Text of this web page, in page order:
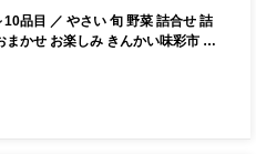
品目 ／ やさい 旬 野菜 詰合せ 詰